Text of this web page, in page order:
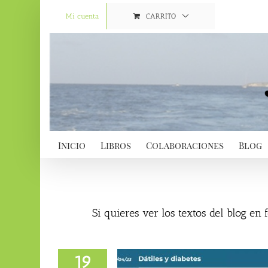
Mi cuenta CARRITO
Inicio Libros Colaboraciones Blog
Si quieres ver los textos del blog en
19